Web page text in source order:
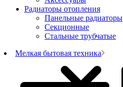
Радиаторы отопления
Панельные радиаторы
Секционные
Стальные трубчатые
Мелкая бытовая техника